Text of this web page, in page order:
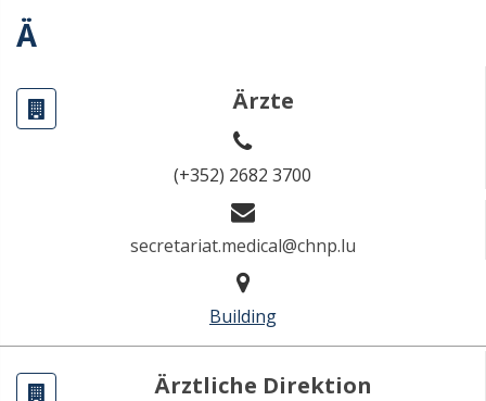
Ä
Ärzte
(+352) 2682 3700
secretariat.medical@chnp.lu
Building
Ärztliche Direktion